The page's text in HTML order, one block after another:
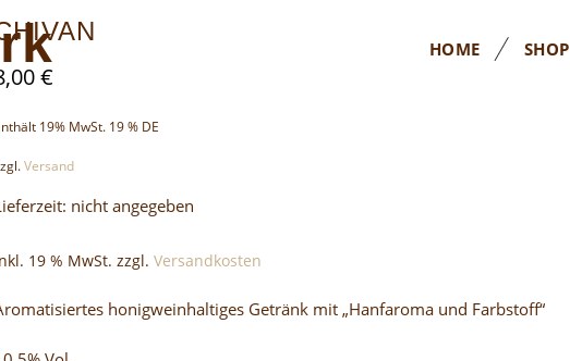
HOME SHOP
€
19% MwSt. 19 % DE
Versand
nicht angegeben
19 % MwSt. zzgl.Versandkosten
honigweinhaltiges Getränk mit „Hanfaroma und Farbstoff“